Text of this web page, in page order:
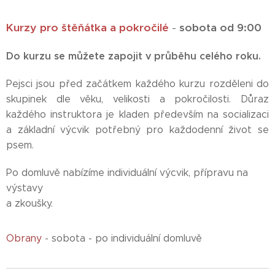
Kurzy pro štěňátka a pokročilé - sobota od 9:00
Do kurzu se můžete zapojit v průběhu celého roku.
Pejsci jsou před začátkem každého kurzu rozděleni do
skupinek dle věku, velikosti a pokročilosti. Důraz
každého instruktora je kladen především na socializaci
a základní výcvik potřebný pro každodenní život se
psem.
Po domluvě nabízíme individuální výcvik, přípravu na
výstavy
a zkoušky.
Obrany - sobota - po individuální domluvě